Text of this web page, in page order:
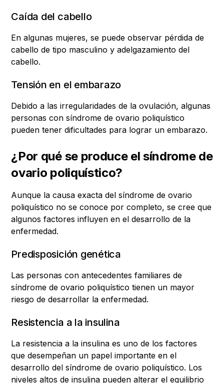
Caída del cabello
En algunas mujeres, se puede observar pérdida de
cabello de tipo masculino y adelgazamiento del
cabello.
Tensión en el embarazo
Debido a las irregularidades de la ovulación, algunas
personas con síndrome de ovario poliquístico
pueden tener dificultades para lograr un embarazo.
¿Por qué se produce el síndrome de
ovario poliquístico?
Aunque la causa exacta del síndrome de ovario
poliquístico no se conoce por completo, se cree que
algunos factores influyen en el desarrollo de la
enfermedad.
Predisposición genética
Las personas con antecedentes familiares de
síndrome de ovario poliquístico tienen un mayor
riesgo de desarrollar la enfermedad.
Resistencia a la insulina
La resistencia a la insulina es uno de los factores
que desempeñan un papel importante en el
desarrollo del síndrome de ovario poliquístico. Los
niveles altos de insulina pueden alterar el equilibrio